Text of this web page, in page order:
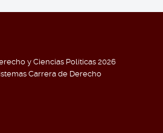
y Ciencias Políticas 2026
Carrera de Derecho